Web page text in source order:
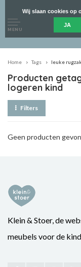
MENU
Home Tags leuke
Producten
logeren kind
Filters
Geen producten
Klein & Stoer, de
meubels voor de
Wij slaan cookies op
JA